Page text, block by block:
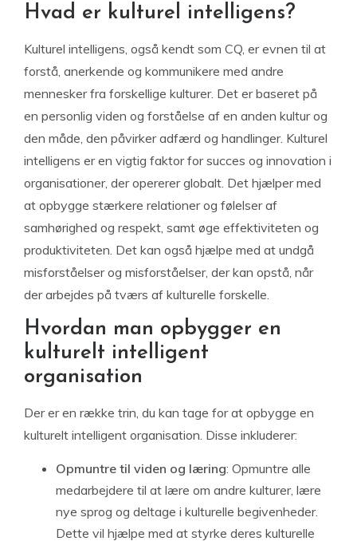
Hvad er kulturel intelligens?
Kulturel intelligens, også kendt som CQ, er evnen til at
forstå, anerkende og kommunikere med andre
mennesker fra forskellige kulturer. Det er baseret på
en personlig viden og forståelse af en anden kultur og
den måde, den påvirker adfærd og handlinger. Kulturel
intelligens er en vigtig faktor for succes og innovation i
organisationer, der opererer globalt. Det hjælper med
at opbygge stærkere relationer og følelser af
samhørighed og respekt, samt øge effektiviteten og
produktiviteten. Det kan også hjælpe med at undgå
misforståelser og misforståelser, der kan opstå, når
der arbejdes på tværs af kulturelle forskelle.
Hvordan man opbygger en
kulturelt intelligent
organisation
Der er en række trin, du kan tage for at opbygge en
kulturelt intelligent organisation. Disse inkluderer:
Opmuntre til viden og læring: Opmuntre alle
medarbejdere til at lære om andre kulturer, lære
nye sprog og deltage i kulturelle begivenheder.
Dette vil hjælpe med at styrke deres kulturelle